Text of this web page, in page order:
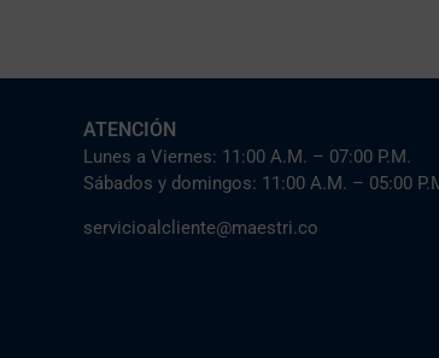
ATENCIÓN
Lunes a Viernes: 11:00 A.M. – 07:00 P.M.
Sábados y domingos: 11:00 A.M. – 05:00
servicioalcliente@maestri.co